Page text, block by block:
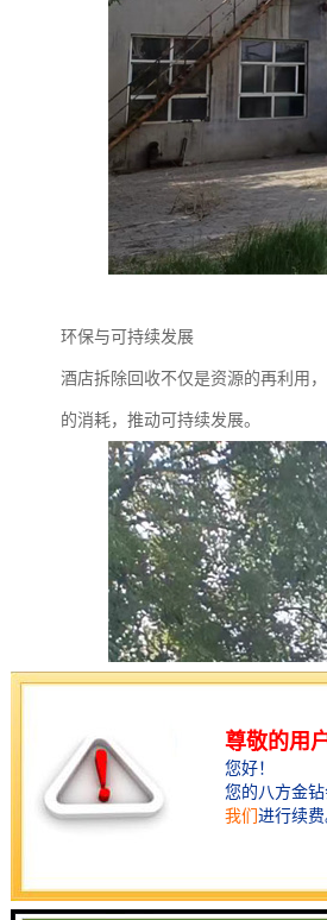
环保与可持续发展
酒店拆除回收不仅是资源的再利用
的消耗，推动可持续发展。